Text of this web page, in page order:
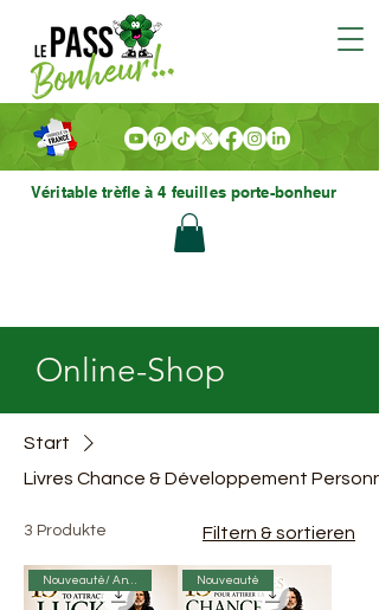
Véritable trèfle à 4 feuilles porte-bonheur
Online-Shop
Start
Livres Chance & Développement
3 Produkte Filtern & sortieren
Nouveauté/ Anglais Nouveauté